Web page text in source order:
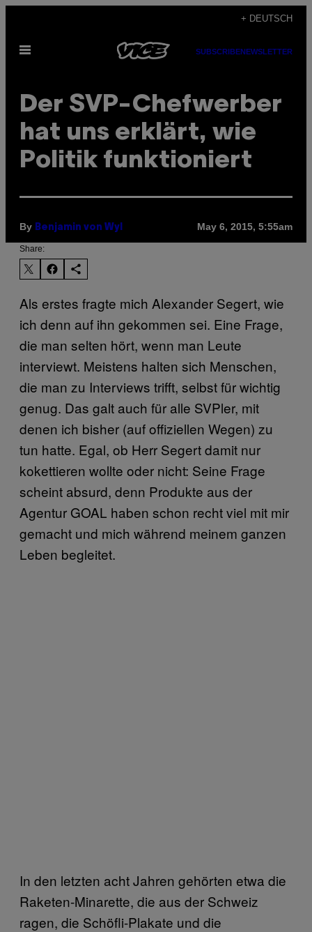
content
+ DEUTSCH
Open
SUBSCRIBENEWSLETTER
Der SVP-Chefwerber
hat uns erklärt, wie
Politik funktioniert
By Benjamin von Wyl May 6, 2015, 5:55am
Share:
Als erstes fragte mich Alexander Segert, wie
ich denn auf ihn gekommen sei. Eine Frage,
die man selten hört, wenn man Leute
interviewt. Meistens halten sich Menschen,
die man zu Interviews trifft, selbst für wichtig
genug. Das galt auch für alle SVPler, mit
denen ich bisher (auf offiziellen Wegen) zu
tun hatte. Egal, ob Herr Segert damit nur
kokettieren wollte oder nicht: Seine Frage
scheint absurd, denn Produkte aus der
Agentur GOAL haben schon recht viel mit mir
gemacht und mich während meinem ganzen
Leben begleitet.
In den letzten acht Jahren gehörten etwa die
Raketen-Minarette, die aus der Schweiz
ragen, die Schöfli-Plakate und die